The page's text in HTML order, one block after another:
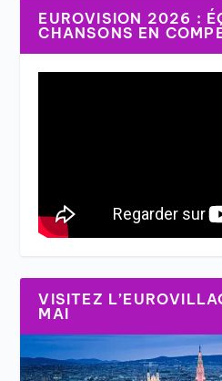
EUROVISION 2026 :
CHANSONS EN
VISITEZ
MAI